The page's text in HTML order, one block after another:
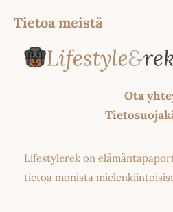
Tietoa meistä
Ota
Lifestylerek on
tietoa monista